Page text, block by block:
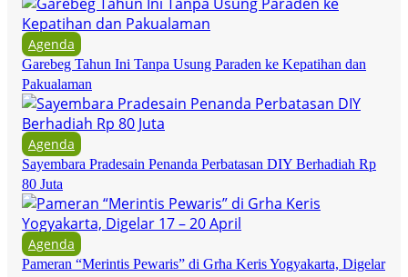
Agenda
Garebeg Tahun Ini Tanpa Usung Paraden ke Kepatihan dan
Pakualaman
Agenda
Sayembara Pradesain Penanda Perbatasan DIY Berhadiah Rp
80 Juta
Agenda
Pameran “Merintis Pewaris” di Grha Keris Yogyakarta, Digelar